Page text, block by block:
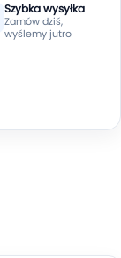
Szybka wysyłka
Zamów dziś,
wyślemy jutro